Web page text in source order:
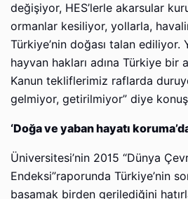
değişiyor, HES’lerle akarsular
ormanlar kesiliyor, yollarla,
Türkiye’nin doğası talan ediliyor.
hayvan hakları adına Türkiye bir
Kanun tekliflerimiz raflarda
gelmiyor, getirilmiyor” diye
‘Doğa ve yaban hayatı
Üniversitesi’nin 2015 “Dünya
Endeksi”raporunda Türkiye’nin
basamak birden gerilediğini